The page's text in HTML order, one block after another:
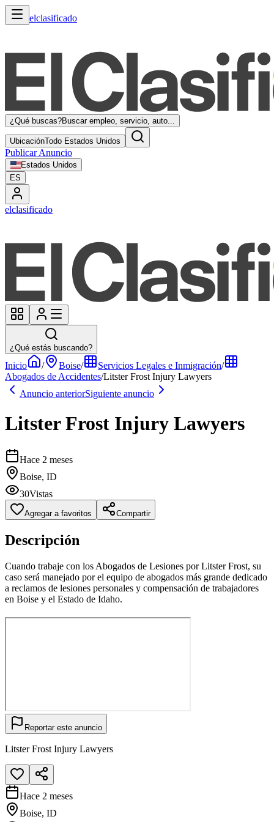
elclasificado
¿Qué buscas?Buscar empleo, servicio, auto...
UbicaciónTodo Estados Unidos
Publicar Anuncio
Estados Unidos
ES
elclasificado
¿Qué estás buscando?
Inicio / Boise/ Servicios Legales e Inmigración/
Abogados de Accidentes/Litster Frost Injury Lawyers
Anuncio anteriorSiguiente anuncio
Litster Frost Injury Lawyers
Hace 2 meses
Boise, ID
30Vistas
Agregar a favoritos Compartir
Descripción
Cuando trabaje con los Abogados de Lesiones por Litster Frost, su
caso será manejado por el equipo de abogados más grande dedicado
a reclamos de lesiones personales y compensación de trabajadores
en Boise y el Estado de Idaho.
Reportar este anuncio
Litster Frost Injury Lawyers
Hace 2 meses
Boise, ID